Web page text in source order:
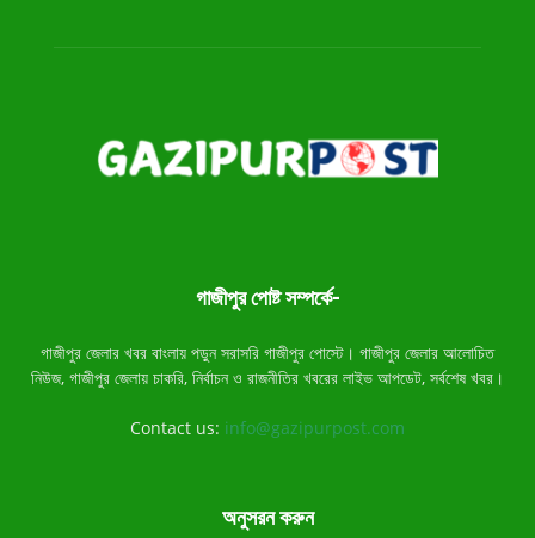
গাজীপুর পোষ্ট সম্পর্কে-
গাজীপুর জেলার খবর বাংলায় পড়ুন সরাসরি গাজীপুর পোস্টে। গাজীপুর জেলার আলোচিত
নিউজ, গাজীপুর জেলায় চাকরি, নির্বাচন ও রাজনীতির খবরের লাইভ আপডেট, সর্বশেষ খবর।
Contact us: info@gazipurpost.com
অনুসরন করুন